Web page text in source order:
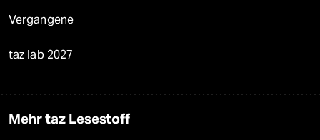
Vergangene
taz lab 2027
Mehr taz Lesestoff